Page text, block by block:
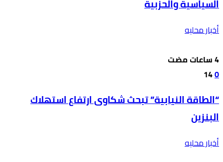
السياسية والحزبية
أخبار محليه
0
14
“الطاقة النيابية” تبحث شكاوى ارتفاع استهلاك
البنزين
أخبار محليه